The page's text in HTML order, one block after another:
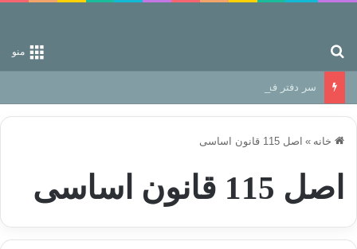
منو
سر دفتر فساد در زمین‌، دوری وکناره‌گیری از راه خداست‌!
خانه » اصل 115 قانون اساسی
اصل 115 قانون اساسی